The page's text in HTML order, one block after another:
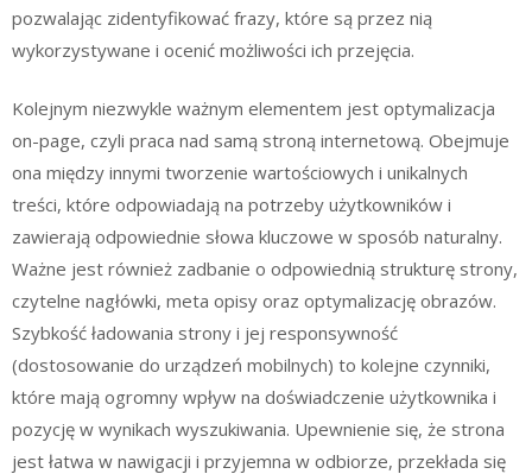
pozwalając zidentyfikować frazy, które są przez nią
wykorzystywane i ocenić możliwości ich przejęcia.
Kolejnym niezwykle ważnym elementem jest optymalizacja
on-page, czyli praca nad samą stroną internetową. Obejmuje
ona między innymi tworzenie wartościowych i unikalnych
treści, które odpowiadają na potrzeby użytkowników i
zawierają odpowiednie słowa kluczowe w sposób naturalny.
Ważne jest również zadbanie o odpowiednią strukturę strony,
czytelne nagłówki, meta opisy oraz optymalizację obrazów.
Szybkość ładowania strony i jej responsywność
(dostosowanie do urządzeń mobilnych) to kolejne czynniki,
które mają ogromny wpływ na doświadczenie użytkownika i
pozycję w wynikach wyszukiwania. Upewnienie się, że strona
jest łatwa w nawigacji i przyjemna w odbiorze, przekłada się